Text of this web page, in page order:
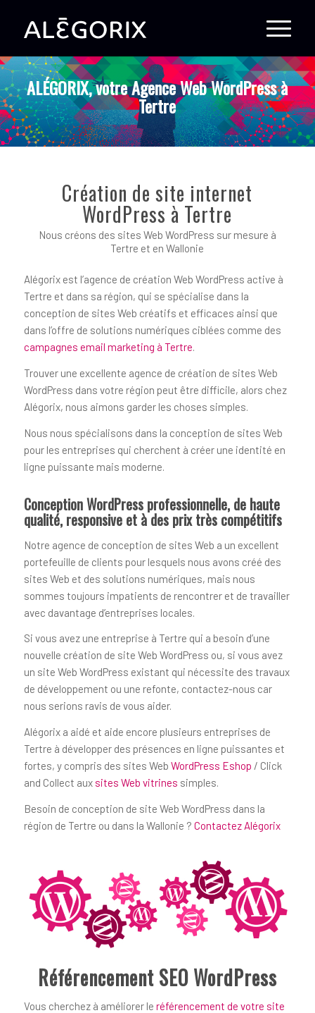
ALÉGORIX, votre Agence Web WordPress à
Tertre
Création de site internet
WordPress à Tertre
Nous créons des sites Web WordPress sur mesure à
Tertre et en Wallonie
Alégorix est l’agence de création Web WordPress active à
Tertre et dans sa région, qui se spécialise dans la
conception de sites Web créatifs et efficaces ainsi que
dans l’offre de solutions numériques ciblées comme des
campagnes email marketing à Tertre.
Trouver une excellente agence de création de sites Web
WordPress dans votre région peut être difficile, alors chez
Alégorix, nous aimons garder les choses simples.
Nous nous spécialisons dans la conception de sites Web
pour les entreprises qui cherchent à créer une identité en
ligne puissante mais moderne.
Conception WordPress professionnelle, de haute
qualité, responsive et à des prix très compétitifs
Notre agence de conception de sites Web a un excellent
portefeuille de clients pour lesquels nous avons créé des
sites Web et des solutions numériques, mais nous
sommes toujours impatients de rencontrer et de travailler
avec davantage d’entreprises locales.
Si vous avez une entreprise à Tertre qui a besoin d’une
nouvelle création de site Web WordPress ou, si vous avez
un site Web WordPress existant qui nécessite des travaux
de développement ou une refonte, contactez-nous car
nous serions ravis de vous aider.
Alégorix a aidé et aide encore plusieurs entreprises de
Tertre à développer des présences en ligne puissantes et
fortes, y compris des sites Web WordPress Eshop / Click
and Collect aux sites Web vitrines simples.
Besoin de conception de site Web WordPress dans la
région de Tertre ou dans la Wallonie ? Contactez Alégorix
Référencement SEO WordPress
Vous cherchez à améliorer le référencement de votre site